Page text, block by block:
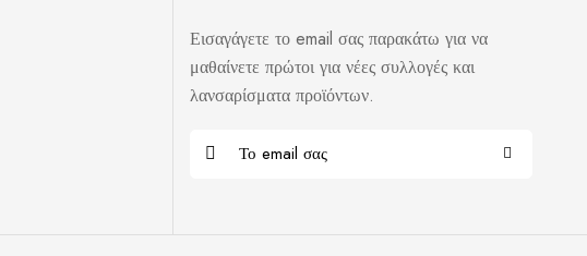
Εισαγάγετε το email σας παρακάτω για να
μαθαίνετε πρώτοι για νέες συλλογές και
λανσαρίσματα προϊόντων.